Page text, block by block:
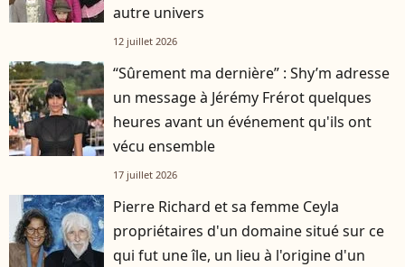
autre univers
12 juillet 2026
“Sûrement ma dernière” : Shy’m adresse
un message à Jérémy Frérot quelques
heures avant un événement qu'ils ont
vécu ensemble
17 juillet 2026
Pierre Richard et sa femme Ceyla
propriétaires d'un domaine situé sur ce
qui fut une île, un lieu à l'origine d'un